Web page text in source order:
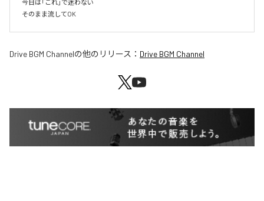
今日は「これ」で迷わない
そのまま流してOK
Drive BGM Channelの他のリリース： Drive BGM Channel